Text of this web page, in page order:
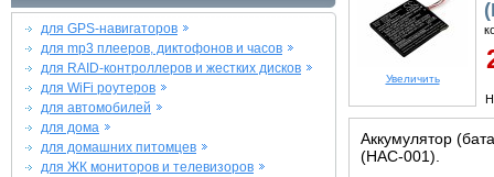
для GPS-навигаторов
для mp3 плееров, диктофонов и часов
для RAID-контроллеров и жестких дисков
для WiFi роутеров
для автомобилей
для дома
для домашних питомцев
для ЖК мониторов и телевизоров
Увеличить
Аккумулятор
(HAC-001).